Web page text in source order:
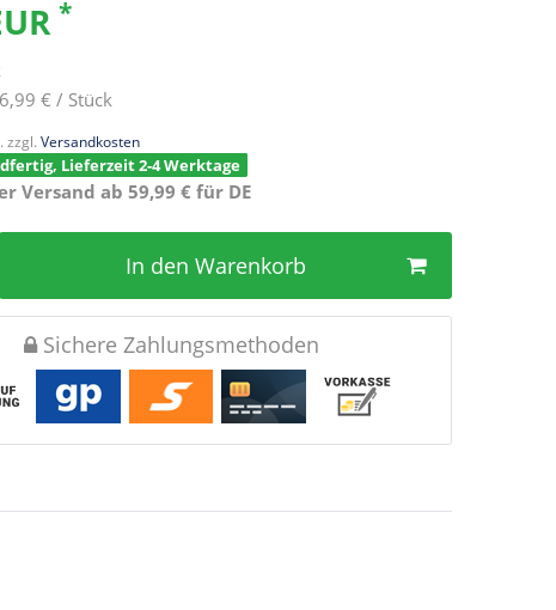
*
€ / Stück
zzgl. Versandkosten
Lieferzeit 2-4 Werktage
Versand ab 59,99 € für DE
In den Warenkorb
Sichere Zahlungsmethoden